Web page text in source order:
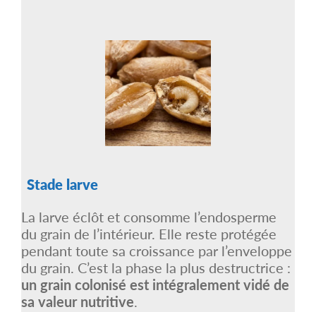
Stade larve
La larve éclôt et consomme l’endosperme
du grain de l’intérieur. Elle reste protégée
pendant toute sa croissance par l’enveloppe
du grain. C’est la phase la plus destructrice :
un grain colonisé est intégralement vidé de
sa valeur nutritive.